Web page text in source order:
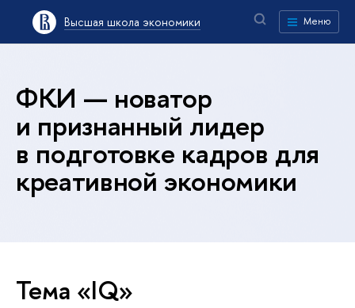
Высшая школа экономики Меню
ФКИ — новатор
и признанный лидер
в подготовке кадров для
креативной экономики
Тема «IQ»